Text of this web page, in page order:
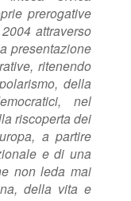
prerogative
attraverso
presentazione
ritenendo
della
nel
riscoperta dei
a partire
e di una
non leda mai
della vita e